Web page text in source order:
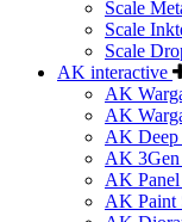
Scale
Scale
Scale
AK interactive
AK
AK
AK Deep
AK 3Gen
AK
AK Paint